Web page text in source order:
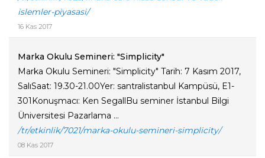
islemler-piyasasi/
16 Kas 2017
Marka Okulu Semineri: "Simplicity"
Marka Okulu Semineri: "Simplicity" Tarih: 7 Kasım 2017,
SalıSaat: 19.30-21.00Yer: santralistanbul Kampüsü, E1-
301Konuşmacı: Ken SegallBu seminer İstanbul Bilgi
Üniversitesi Pazarlama ...
/tr/etkinlik/7021/marka-okulu-semineri-simplicity/
08 Kas 2017